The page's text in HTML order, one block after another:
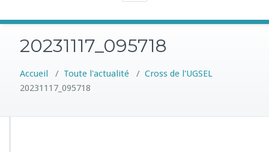
20231117_095718
Accueil / Toute l'actualité / Cross de l'UGSEL
20231117_095718